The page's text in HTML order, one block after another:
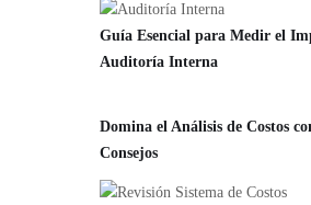
Guía Esencial para Medir el
Auditoría Interna
Domina el Análisis de Costos
Consejos